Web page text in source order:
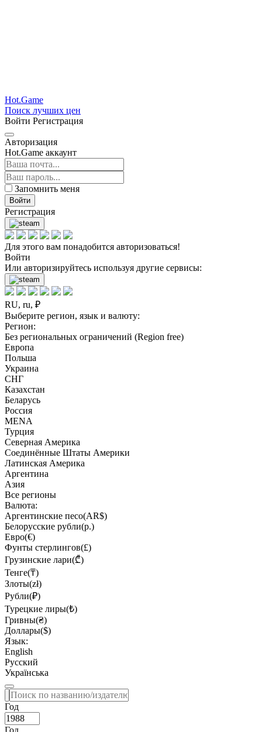
Hot.Game
Поиск лучших цен
Войти Регистрация
Авторизация
Hot.Game аккаунт
Запомнить меня
Войти
Регистрация
Для этого вам понадобится авторизоваться!
Войти
Или авторизируйтесь используя другие сервисы:
RU, ru, ₽
Выберите регион, язык и валюту:
Регион:
Без региональных ограничений (Region free)
Европа
Польша
Украина
СНГ
Казахстан
Беларусь
Россия
MENA
Турция
Северная Америка
Соединённые Штаты Америки
Латинская Америка
Аргентина
Азия
Все регионы
Валюта:
Аргентинские песо(AR$)
Белорусские рубли(р.)
Евро(€)
Фунты стерлингов(£)
Грузинские лари(₾)
Тенге(₸)
Злоты(zł)
Рубли(₽)
Турецкие лиры(₺)
Гривны(₴)
Доллары($)
Язык:
English
Русский
Українська
Год
Год